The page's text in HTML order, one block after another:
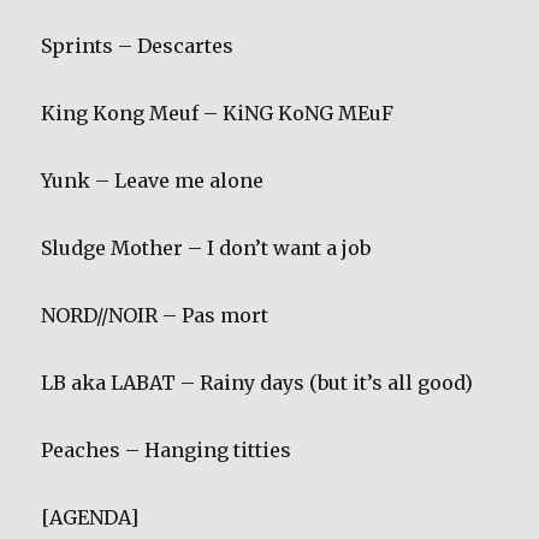
Sprints – Descartes
King Kong Meuf – KiNG KoNG MEuF
Yunk – Leave me alone
Sludge Mother – I don’t want a job
NORD//NOIR – Pas mort
LB aka LABAT – Rainy days (but it’s all good)
Peaches – Hanging titties
[AGENDA]